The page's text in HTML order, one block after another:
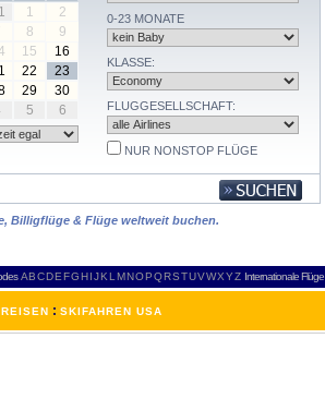
1
2
8
9
15
16
22
23
29
30
5 6
0-23 MONATE
KLASSE:
FLUGGESELLSCHAFT:
NUR NONSTOP FLÜGE
Billigflüge & Flüge weltweit buchen.
ABCDEFGH IJKL MNOPQRSTUVWXYZ Internationale Flüge
: SKIFAHREN USA